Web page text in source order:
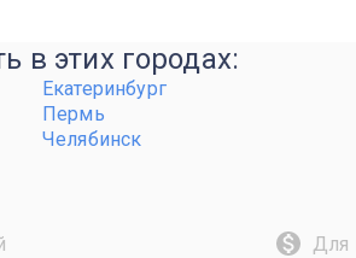
в этих городах:
Екатеринбург
Пермь
Челябинск
Для